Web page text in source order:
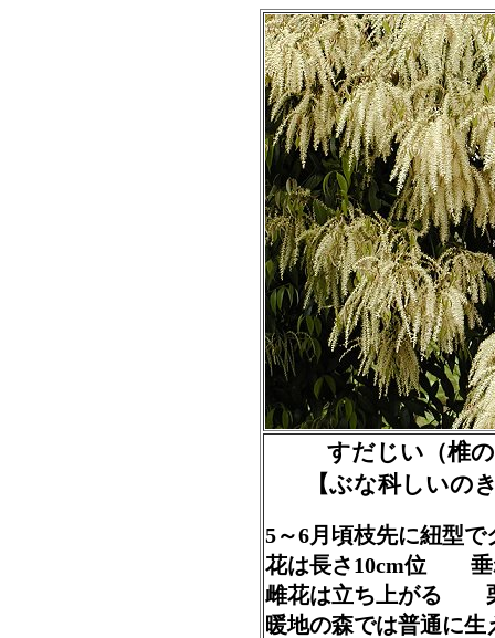
すだじい（椎
【ぶな科しいの
5～6月頃枝先に紐型
花は長さ10cm位 垂
雌花は立ち上がる
暖地の森では普通に